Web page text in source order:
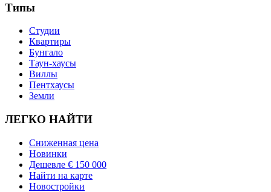
Типы
Студии
Квартиры
Бунгало
Таун-хаусы
Виллы
Пентхаусы
Земли
ЛЕГКО НАЙТИ
Сниженная цена
Новинки
Дешевле € 150 000
Найти на карте
Новостройки